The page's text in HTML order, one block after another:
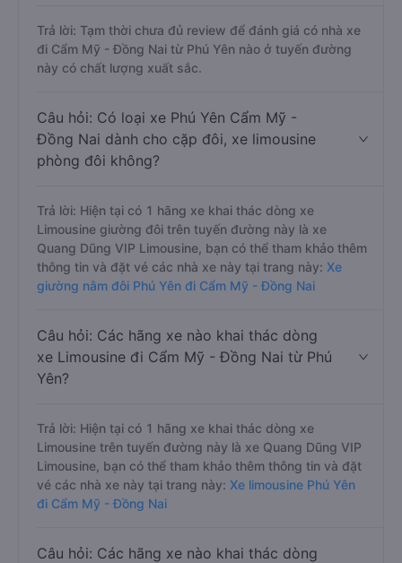
Trả lời: Tạm thời chưa đủ review để đánh giá có nhà xe
đi Cẩm Mỹ - Đồng Nai từ Phú Yên nào ở tuyến đường
này có chất lượng xuất sắc.
Câu hỏi: Có loại xe Phú Yên Cẩm Mỹ -
Đồng Nai dành cho cặp đôi, xe limousine
phòng đôi không?
Trả lời: Hiện tại có 1 hãng xe khai thác dòng xe
Limousine giường đôi trên tuyến đường này là xe
Quang Dũng VIP Limousine, bạn có thể tham khảo thêm
thông tin và đặt vé các nhà xe này tại trang này: Xe
giường nằm đôi Phú Yên đi Cẩm Mỹ - Đồng Nai
Câu hỏi: Các hãng xe nào khai thác dòng
xe Limousine đi Cẩm Mỹ - Đồng Nai từ Phú
Yên?
Trả lời: Hiện tại có 1 hãng xe khai thác dòng xe
Limousine trên tuyến đường này là xe Quang Dũng VIP
Limousine, bạn có thể tham khảo thêm thông tin và đặt
vé các nhà xe này tại trang này: Xe limousine Phú Yên
đi Cẩm Mỹ - Đồng Nai
Câu hỏi: Các hãng xe nào khai thác dòng